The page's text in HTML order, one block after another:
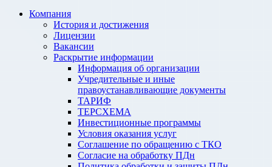
Компания
История и достижения
Лицензии
Вакансии
Раскрытие информации
Информация об организации
Учредительные и иные
правоустанавливающие документы
ТАРИФ
ТЕРСХЕМА
Инвестиционные программы
Условия оказания услуг
Соглашение по обращению с ТКО
Согласие на обработку ПДн